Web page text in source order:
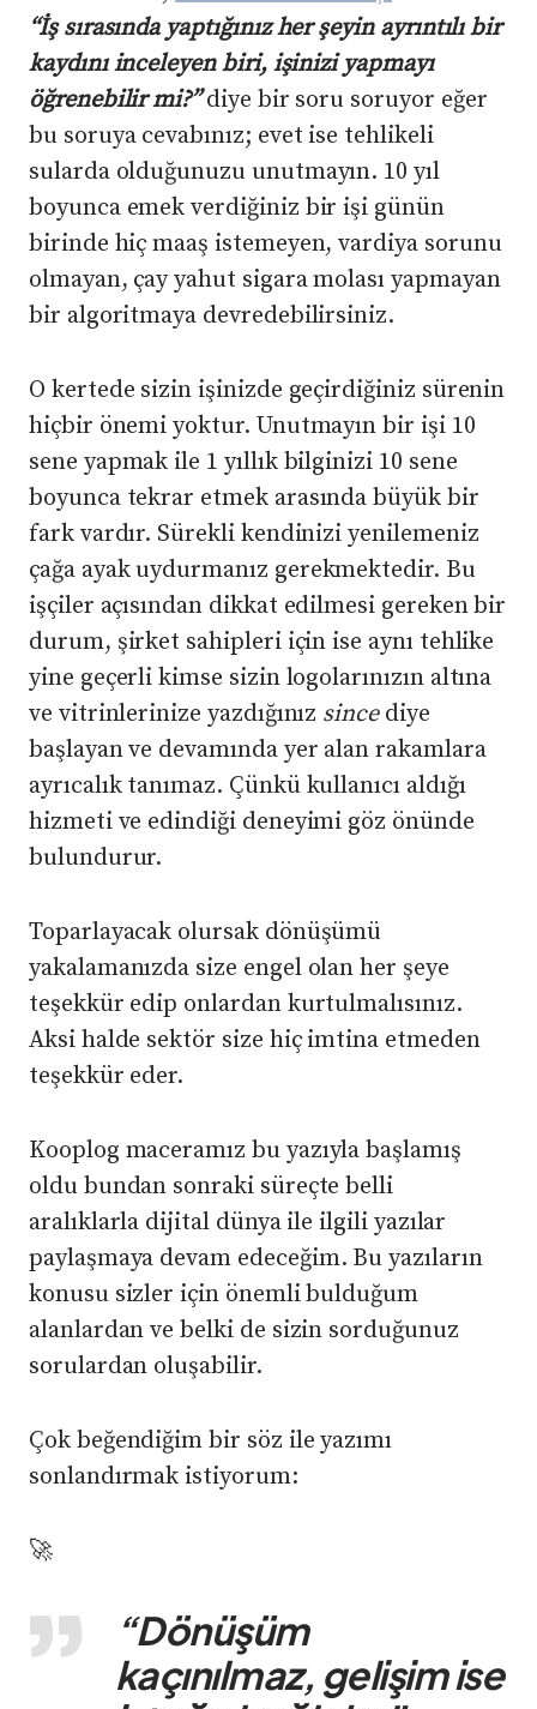
“İş sırasında yaptığınız her şeyin ayrıntılı bir
kaydını inceleyen biri, işinizi yapmayı
öğrenebilir mi?” diye bir soru soruyor eğer
bu soruya cevabınız; evet ise tehlikeli
sularda olduğunuzu unutmayın. 10 yıl
boyunca emek verdiğiniz bir işi günün
birinde hiç maaş istemeyen, vardiya sorunu
olmayan, çay yahut sigara molası yapmayan
bir algoritmaya devredebilirsiniz.
O kertede sizin işinizde geçirdiğiniz sürenin
hiçbir önemi yoktur. Unutmayın bir işi 10
sene yapmak ile 1 yıllık bilginizi 10 sene
boyunca tekrar etmek arasında büyük bir
fark vardır. Sürekli kendinizi yenilemeniz
çağa ayak uydurmanız gerekmektedir. Bu
işçiler açısından dikkat edilmesi gereken bir
durum, şirket sahipleri için ise aynı tehlike
yine geçerli kimse sizin logolarınızın altına
ve vitrinlerinize yazdığınız sincediye
başlayan ve devamında yer alan rakamlara
ayrıcalık tanımaz. Çünkü kullanıcı aldığı
hizmeti ve edindiği deneyimi göz önünde
bulundurur.
Toparlayacak olursak dönüşümü
yakalamanızda size engel olan her şeye
teşekkür edip onlardan kurtulmalısınız.
Aksi halde sektör size hiç imtina etmeden
teşekkür eder.
Kooplog maceramız bu yazıyla başlamış
oldu bundan sonraki süreçte belli
aralıklarla dijital dünya ile ilgili yazılar
paylaşmaya devam edeceğim. Bu yazıların
konusu sizler için önemli bulduğum
alanlardan ve belki de sizin sorduğunuz
sorulardan oluşabilir.
Çok beğendiğim bir söz ile yazımı
sonlandırmak istiyorum:
🚀
“Dönüşüm
kaçınılmaz, gelişim ise